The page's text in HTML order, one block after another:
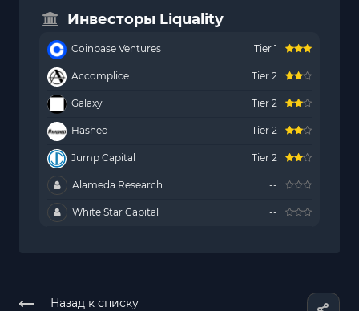
Инвесторы Liquality
Coinbase Ventures Tier 1
Accomplice Tier 2
Galaxy Tier 2
Hashed Tier 2
Jump Capital Tier 2
Alameda Research --
White Star Capital --
Назад к списку